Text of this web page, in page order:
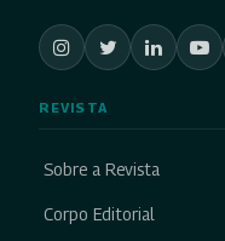
REVISTA
Sobre a Revista
Corpo Editorial